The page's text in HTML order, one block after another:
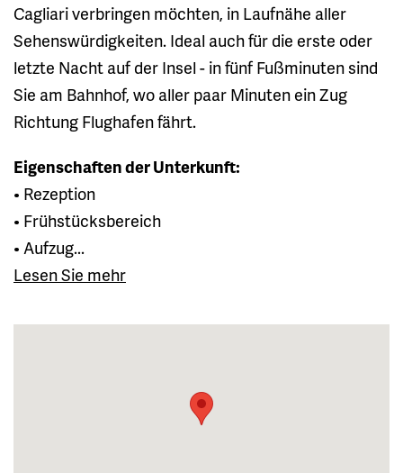
Cagliari verbringen möchten, in Laufnähe aller
Sehenswürdigkeiten. Ideal auch für die erste oder
letzte Nacht auf der Insel - in fünf Fußminuten sind
Sie am Bahnhof, wo aller paar Minuten ein Zug
Richtung Flughafen fährt.
Eigenschaften der Unterkunft:
• Rezeption
• Frühstücksbereich
• Aufzug...
Lesen Sie mehr